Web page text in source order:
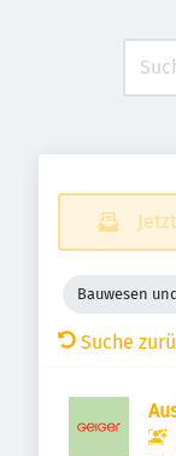
Bauwesen
Suche